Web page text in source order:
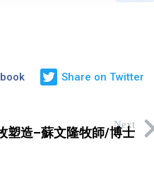
Share on Twitter
Next
塑造–蘇文隆牧師/博士